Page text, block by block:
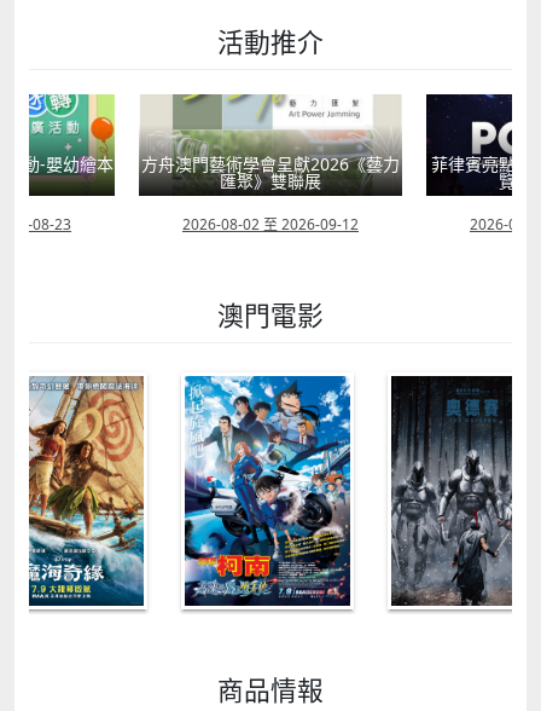
活動推介
動-嬰幼繪本
08-23
方舟澳門藝術學會呈獻2026《藝力
匯聚》雙聯展
2026-08-02 至 2026-09-12
菲律賓亮點文
覽會
2026-07-
澳門電影
商品情報